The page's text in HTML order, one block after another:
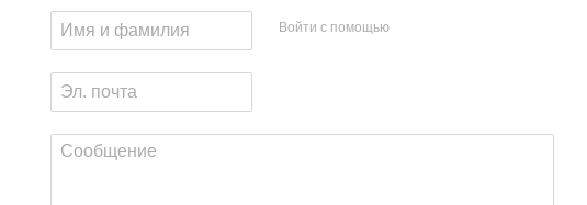
Войти с помощью